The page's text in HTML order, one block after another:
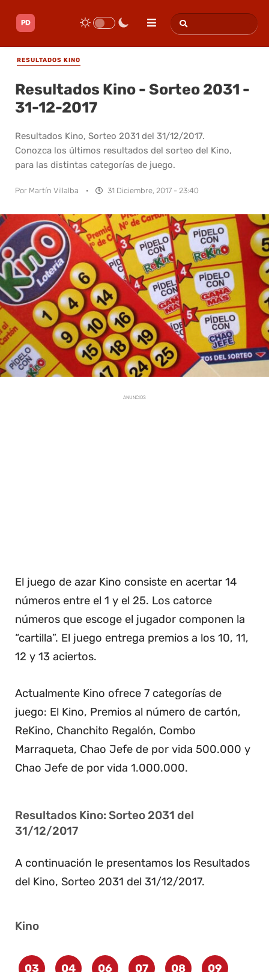
RESULTADOS KINO
Resultados Kino - Sorteo 2031 -
31-12-2017
Resultados Kino, Sorteo 2031 del 31/12/2017.
Conozca los últimos resultados del sorteo del Kino,
para las distintas categorías de juego.
Por Martín Villalba · 31 Diciembre, 2017 - 23:40
ANUNCIOS
El juego de azar Kino consiste en acertar 14
números entre el 1 y el 25. Los catorce
números que escoge el jugador componen la
“cartilla”. El juego entrega premios a los 10, 11,
12 y 13 aciertos.
Actualmente Kino ofrece 7 categorías de
juego: El Kino, Premios al número de cartón,
ReKino, Chanchito Regalón, Combo
Marraqueta, Chao Jefe de por vida 500.000 y
Chao Jefe de por vida 1.000.000.
Resultados Kino: Sorteo 2031 del
31/12/2017
A continuación le presentamos los Resultados
del Kino, Sorteo 2031 del 31/12/2017.
Kino
03 04 06 07 08 09